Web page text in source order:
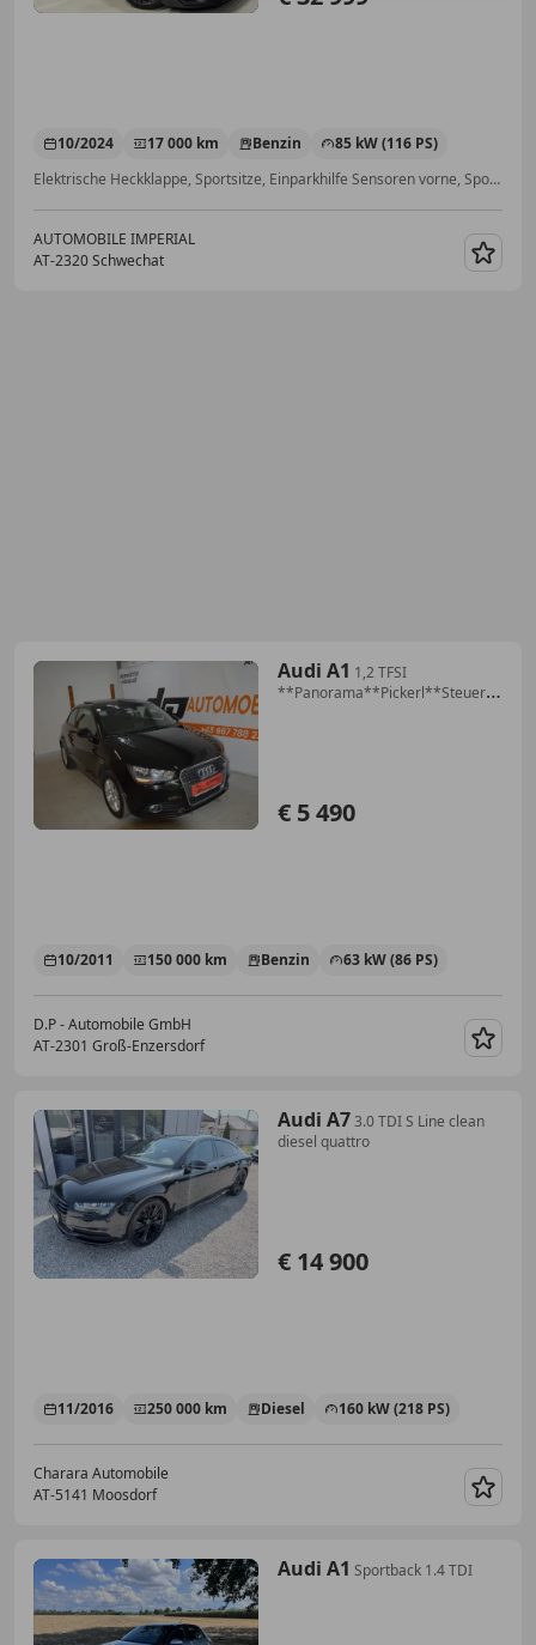
10/2024 17 000 km Benzin
85 kW (116 PS)
Elektrische Heckklappe, Sportsitze, Einparkhilfe Sensoren vorne, Sportfahrwerk, Anhängerkupplung, Ambientebeleuchtung, Elektrische Sitze, Navigationssystem
AUTOMOBILE IMPERIAL
AT-2320 Schwechat
Audi A1 1,2 TFSI
**Panorama**Pickerl**Steuerkette
€ 5 490
10/2011 150 000 km Benzin 63 kW (86 PS)
D.P - Automobile GmbH
AT-2301 Groß-Enzersdorf
Audi A73.0 TDI S Line clean
diesel quattro
€ 14 900
11/2016 250 000 km Diesel 160 kW (218 PS)
Charara Automobile
AT-5141 Moosdorf
Audi A1 Sportback 1.4 TDI